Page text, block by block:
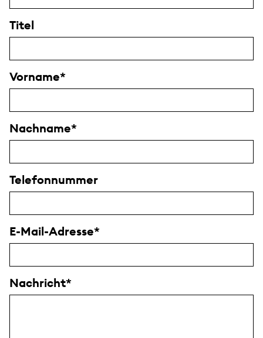
Titel
Vorname
Nachname
Telefonnummer
E-Mail-Adresse
Nachricht